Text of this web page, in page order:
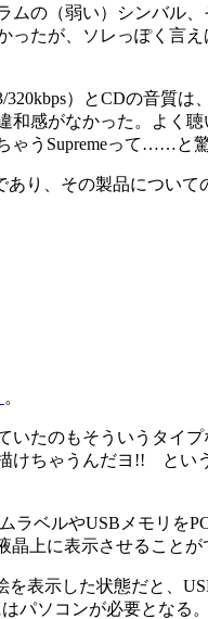
ムの（弱い）シンバル
たが、ソレっぽく言え
）とCDの音質は
和感がなかった。よく
うSupremeって……と驚
り、その製品について
。
たのもそういうタイ
けちゃうんだヨ!! とい
ベルやUSBメモリを
上に表示させることが
表示した状態だと、
パソコンが必要となる。